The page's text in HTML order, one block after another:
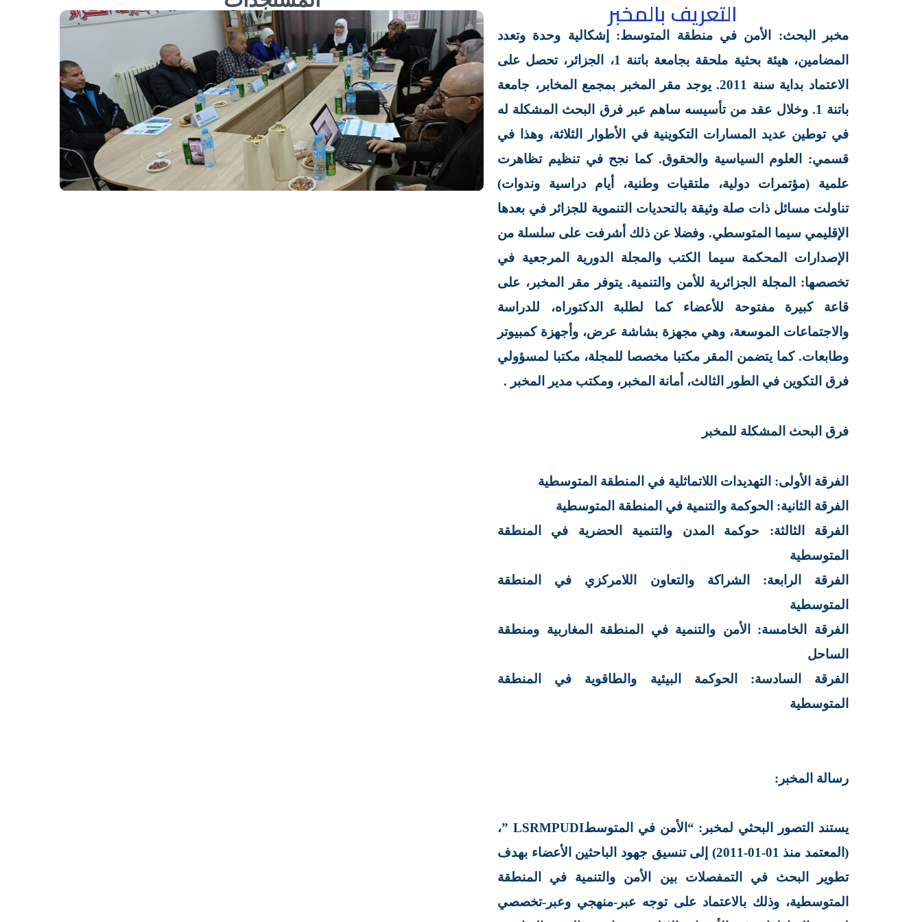
التعريف بالمخبر
مخبر البحث: الأمن في منطقة المتوسط: إشكالية وحدة وتعدد
المضامين، هيئة بحثية ملحقة بجامعة باتنة 1، الجزائر، تحصل على
الاعتماد بداية سنة 2011. يوجد مقر المخبر بمجمع المخابر، جامعة
باتنة 1. وخلال عقد من تأسيسه ساهم عبر فرق البحث المشكلة له
في توطين عديد المسارات التكوينية في الأطوار الثلاثة، وهذا في
قسمي: العلوم السياسية والحقوق. كما نجح في تنظيم تظاهرت
علمية (مؤتمرات دولية، ملتقيات وطنية، أيام دراسية وندوات)
تناولت مسائل ذات صلة وثيقة بالتحديات التنموية للجزائر في بعدها
الإقليمي سيما المتوسطي. وفضلا عن ذلك أشرفت على سلسلة من
الإصدارات المحكمة سيما الكتب والمجلة الدورية المرجعية في
تخصصها: المجلة الجزائرية للأمن والتنمية. يتوفر مقر المخبر، على
قاعة كبيرة مفتوحة للأعضاء كما لطلبة الدكتوراه، للدراسة
والاجتماعات الموسعة، وهي مجهزة بشاشة عرض، وأجهزة كمبيوتر
وطابعات. كما يتضمن المقر مكتبا مخصصا للمجلة، مكتبا لمسؤولي
فرق التكوين في الطور الثالث، أمانة المخبر، ومكتب مدير المخبر .
فرق البحث المشكلة للمخبر
الفرقة الأولى: التهديدات اللاتماثلية في المنطقة المتوسطية
الفرقة الثانية: الحوكمة والتنمية في المنطقة المتوسطية
الفرقة الثالثة: حوكمة المدن والتنمية الحضرية في المنطقة
المتوسطية
الفرقة الرابعة: الشراكة والتعاون اللامركزي في المنطقة
المتوسطية
الفرقة الخامسة: الأمن والتنمية في المنطقة المغاربية ومنطقة
الساحل
الفرقة السادسة: الحوكمة البيئية والطاقوية في المنطقة
المتوسطية
رسالة المخبر :
يستند التصور البحثي لمخبر: “الأمن في المتوسط” LSRMPUDI،
(المعتمد منذ 01-01-2011) إلى تنسيق جهود الباحثين الأعضاء بهدف
تطوير البحث في التمفصلات بين الأمن والتنمية في المنطقة
المتوسطية، وذلك بالاعتماد على توجه عبر-منهجي وعبر-تخصصي